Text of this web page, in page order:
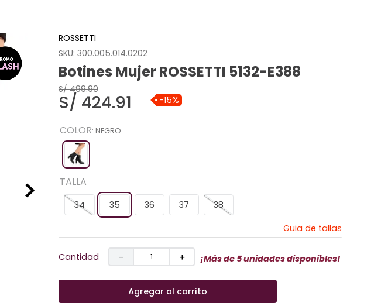
ROSSETTI
SKU: 300.005.014.0202
Botines Mujer ROSSETTI 5132-E388
S/ 499.90
S/ 424.91 -15%
COLOR: NEGRO
TALLA
34 35 36 37
38
Guia de tallas
Cantidad ＋
－ ¡Más de 5 unidades disponibles!
Agregar al carrito